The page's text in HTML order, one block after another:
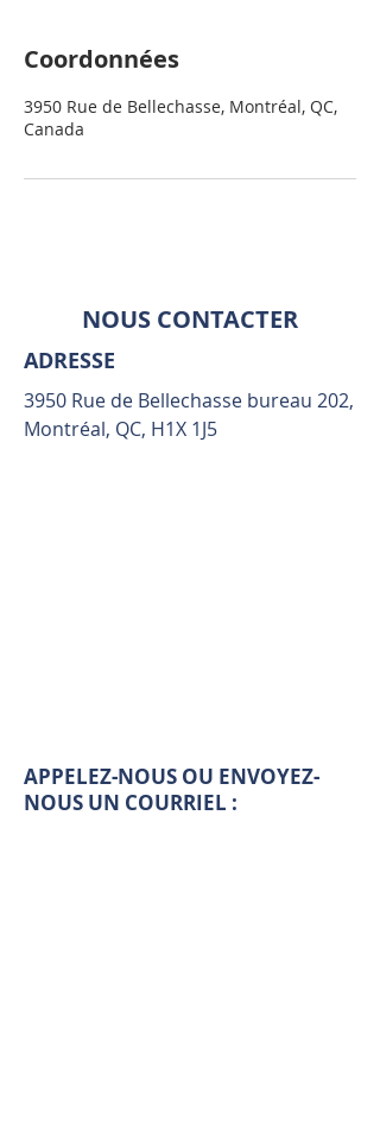
Coordonnées
3950 Rue de Bellechasse, Montréal, QC,
Canada
NOUS CONTACTER
ADRESSE
3950 Rue de Bellechasse bureau 202,
Montréal, QC, H1X 1J5
APPELEZ-NOUS OU ENVOYEZ-
NOUS UN COURRIEL :